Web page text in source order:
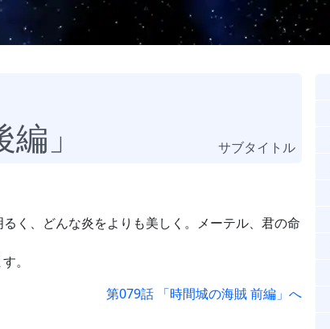
」
サブタイトル
く、どんな炎をよりも美しく。メーテル、君の命
。
第079話 「時間城の海賊 前編」へ